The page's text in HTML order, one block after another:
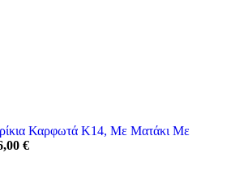
Καρφωτά Κ14, Με Ματάκι Με
€